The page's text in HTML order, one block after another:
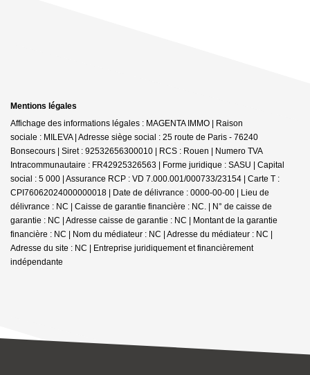
Mentions légales
Affichage des informations légales : MAGENTA IMMO | Raison
sociale : MILEVA | Adresse siège social : 25 route de Paris - 76240
Bonsecours | Siret : 92532656300010 | RCS : Rouen | Numero TVA
Intracommunautaire : FR42925326563 | Forme juridique : SASU | Capital
social : 5 000 | Assurance RCP : VD 7.000.001/000733/23154 | Carte T :
CPI76062024000000018 | Date de délivrance : 0000-00-00 | Lieu de
délivrance : NC | Caisse de garantie financière : NC. | N° de caisse de
garantie : NC | Adresse caisse de garantie : NC | Montant de la garantie
financière : NC | Nom du médiateur : NC | Adresse du médiateur : NC |
Adresse du site : NC | Entreprise juridiquement et financièrement
indépendante